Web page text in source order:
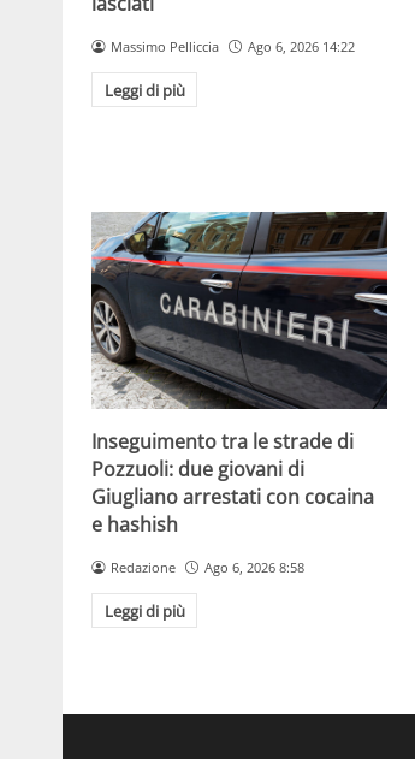
Massimo Pelliccia Ago 6, 2026 14:22
Leggi di più
Inseguimento tra le strade di
Pozzuoli: due giovani di
Giugliano arrestati con cocaina
e hashish
Redazione Ago 6, 2026 8:58
Leggi di più